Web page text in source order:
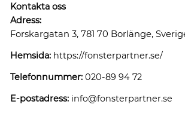
Kontakta oss
Adress:
Forskargatan 3, 781 70 Borlänge,
Hemsida: https://fonsterpartner.se/
Telefonnummer: 020-89 94 72
E-postadress: info@fonsterpartner.se